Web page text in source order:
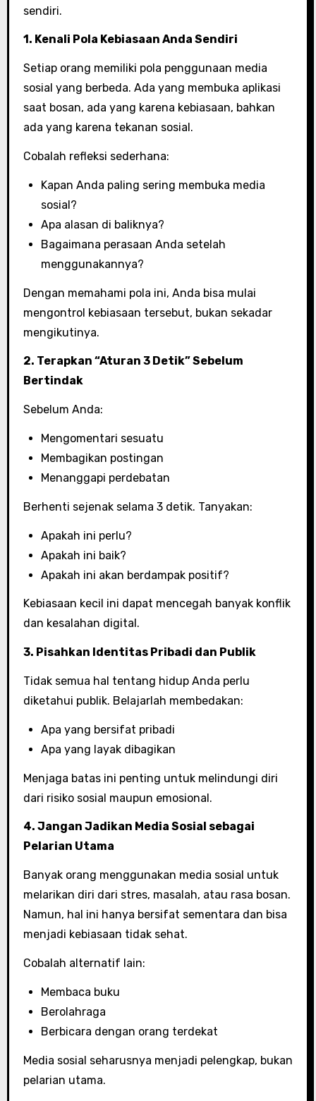
sendiri.
1. Kenali Pola Kebiasaan Anda Sendiri
Setiap orang memiliki pola penggunaan media
sosial yang berbeda. Ada yang membuka aplikasi
saat bosan, ada yang karena kebiasaan, bahkan
ada yang karena tekanan sosial.
Cobalah refleksi sederhana:
Kapan Anda paling sering membuka media
sosial?
Apa alasan di baliknya?
Bagaimana perasaan Anda setelah
menggunakannya?
Dengan memahami pola ini, Anda bisa mulai
mengontrol kebiasaan tersebut, bukan sekadar
mengikutinya.
2. Terapkan “Aturan 3 Detik” Sebelum
Bertindak
Sebelum Anda:
Mengomentari sesuatu
Membagikan postingan
Menanggapi perdebatan
Berhenti sejenak selama 3 detik. Tanyakan:
Apakah ini perlu?
Apakah ini baik?
Apakah ini akan berdampak positif?
Kebiasaan kecil ini dapat mencegah banyak konflik
dan kesalahan digital.
3. Pisahkan Identitas Pribadi dan Publik
Tidak semua hal tentang hidup Anda perlu
diketahui publik. Belajarlah membedakan:
Apa yang bersifat pribadi
Apa yang layak dibagikan
Menjaga batas ini penting untuk melindungi diri
dari risiko sosial maupun emosional.
4. Jangan Jadikan Media Sosial sebagai
Pelarian Utama
Banyak orang menggunakan media sosial untuk
melarikan diri dari stres, masalah, atau rasa bosan.
Namun, hal ini hanya bersifat sementara dan bisa
menjadi kebiasaan tidak sehat.
Cobalah alternatif lain:
Membaca buku
Berolahraga
Berbicara dengan orang terdekat
Media sosial seharusnya menjadi pelengkap, bukan
pelarian utama.